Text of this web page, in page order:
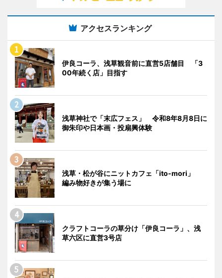
アクセスランキング
伊良コーラ、浅草観音前に直営5店舗目 「3
00年続く店」目指す
浅草神社で「末広フェス」 令和8年8月8日に
御朱印や日本画・投扇興体験
浅草・松が谷にニットカフェ「ito-mori」
編み物好きが集う場に
クラフトコーラの草分け「伊良コーラ」、浅
草六区に直営3号店